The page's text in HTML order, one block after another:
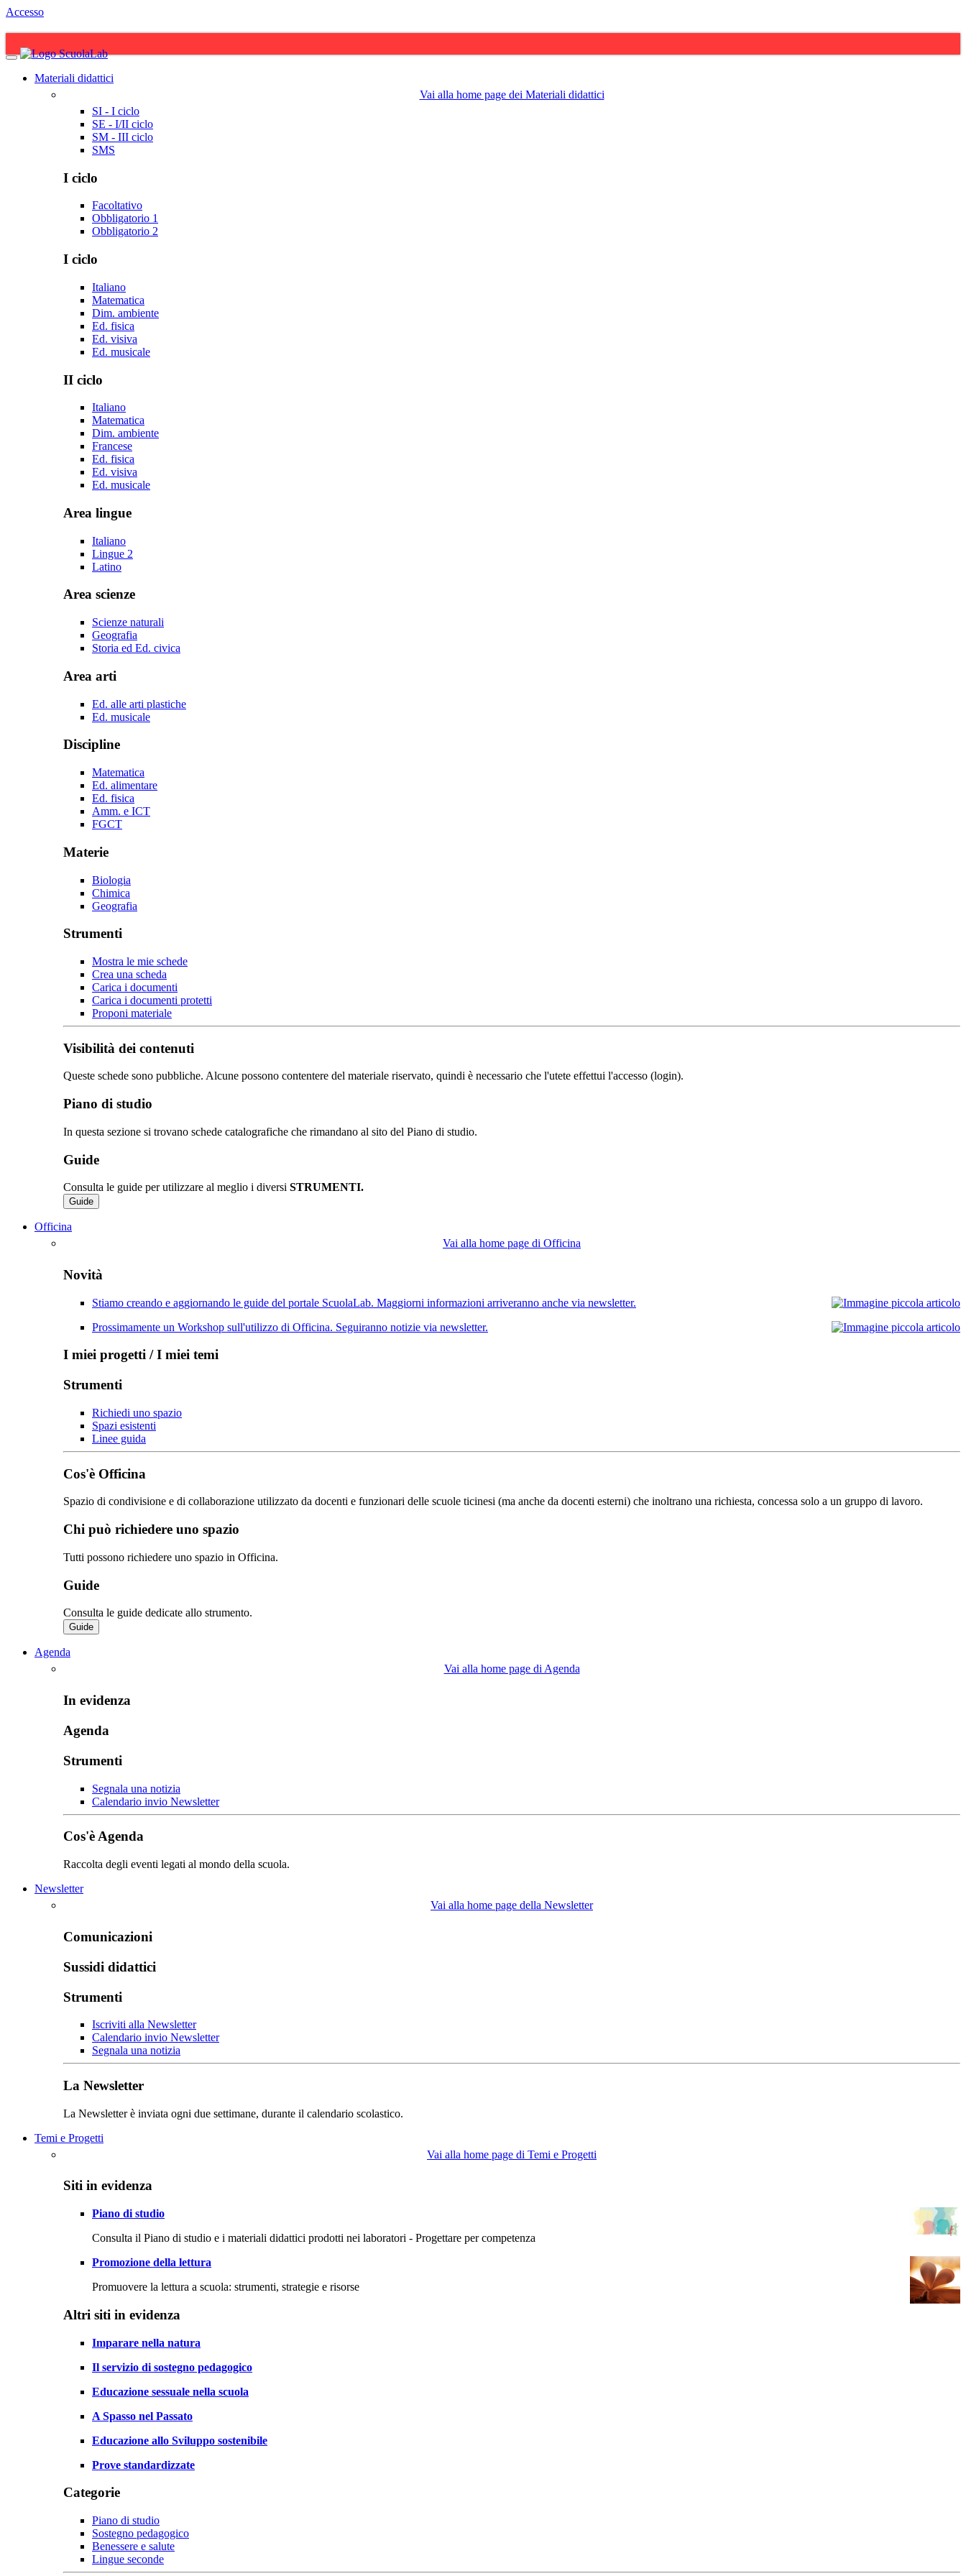
Accesso
Materiali didattici
Vai alla home page dei Materiali didattici
SI - I ciclo
SE - I/II ciclo
SM - III ciclo
SMS
I ciclo
Facoltativo
Obbligatorio 1
Obbligatorio 2
I ciclo
Italiano
Matematica
Dim. ambiente
Ed. fisica
Ed. visiva
Ed. musicale
II ciclo
Italiano
Matematica
Dim. ambiente
Francese
Ed. fisica
Ed. visiva
Ed. musicale
Area lingue
Italiano
Lingue 2
Latino
Area scienze
Scienze naturali
Geografia
Storia ed Ed. civica
Area arti
Ed. alle arti plastiche
Ed. musicale
Discipline
Matematica
Ed. alimentare
Ed. fisica
Amm. e ICT
FGCT
Materie
Biologia
Chimica
Geografia
Strumenti
Mostra le mie schede
Crea una scheda
Carica i documenti
Carica i documenti protetti
Proponi materiale
Visibilità dei contenuti
Queste schede sono pubbliche. Alcune possono contentere del materiale riservato, quindi è necessario che l'utete effettui l'accesso (login).
Piano di studio
In questa sezione si trovano schede catalografiche che rimandano al sito del Piano di studio.
Guide
Consulta le guide per utilizzare al meglio i diversi STRUMENTI.
Guide
Officina
Vai alla home page di Officina
Novità
Stiamo creando e aggiornando le guide del portale ScuolaLab. Maggiorni informazioni arriveranno anche via newsletter.
Prossimamente un Workshop sull'utilizzo di Officina. Seguiranno notizie via newsletter.
I miei progetti / I miei temi
Strumenti
Richiedi uno spazio
Spazi esistenti
Linee guida
Cos'è Officina
Spazio di condivisione e di collaborazione utilizzato da docenti e funzionari delle scuole ticinesi (ma anche da docenti esterni) che inoltrano una richiesta, concessa solo a un gruppo di lavoro.​
Chi può richiedere uno spazio
Tutti possono richiedere uno spazio in Officina.
Guide
Consulta le guide dedicate allo strumento.
Guide
Agenda
Vai alla home page di Agenda
In evidenza
Agenda
Strumenti
Segnala una notizia
Calendario invio Newsletter
Cos'è Agenda
Raccolta degli eventi legati al mondo della scuola.
Newsletter
Vai alla home page della Newsletter
Comunicazioni
Sussidi didattici
Strumenti
Iscriviti alla Newsletter
Calendario invio Newsletter
Segnala una notizia
La Newsletter
La Newsletter è inviata ogni due settimane, durante il calendario scolastico.
Temi e Progetti
Vai alla home page di Temi e Progetti
Siti in evidenza
Piano di studio
Consulta il Piano di studio e i materiali didattici prodotti nei laboratori - Progettare per competenza
Promozione della lettura
Promuovere la lettura a scuola: strumenti, strategie e risorse
Altri siti in evidenza
Imparare nella natura
Il servizio di sostegno pedagogico
Educazione sessuale nella scuola
A Spasso nel Passato
Educazione allo Sviluppo sostenibile
Prove standardizzate
Categorie
Piano di studio
Sostegno pedagogico
Benessere e salute
Lingue seconde